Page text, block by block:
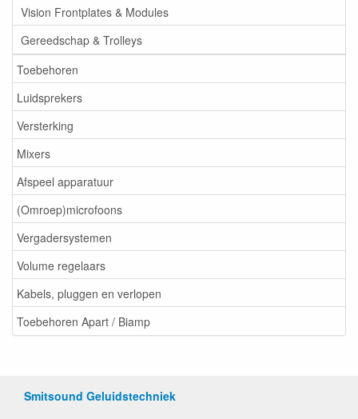
Vision Frontplates & Modules
Gereedschap & Trolleys
Toebehoren
Luidsprekers
Versterking
Mixers
Afspeel apparatuur
(Omroep)microfoons
Vergadersystemen
Volume regelaars
Kabels, pluggen en verlopen
Toebehoren Apart / Biamp
Smitsound Geluidstechniek